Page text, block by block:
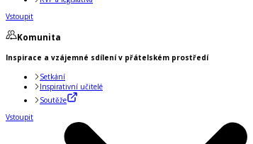
Vstoupit
Komunita
Inspirace a vzájemné sdílení v přátelském prostředí
Setkání
Inspirativní učitelé
Soutěže
Vstoupit